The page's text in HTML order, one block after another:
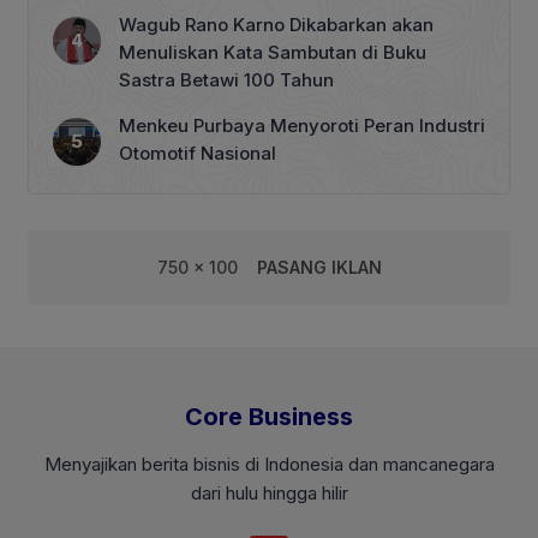
Wagub Rano Karno Dikabarkan akan
Menuliskan Kata Sambutan di Buku
Sastra Betawi 100 Tahun
Menkeu Purbaya Menyoroti Peran Industri
Otomotif Nasional
750 x 100 PASANG IKLAN
Core Business
Menyajikan berita bisnis di Indonesia dan mancanegara
dari hulu hingga hilir